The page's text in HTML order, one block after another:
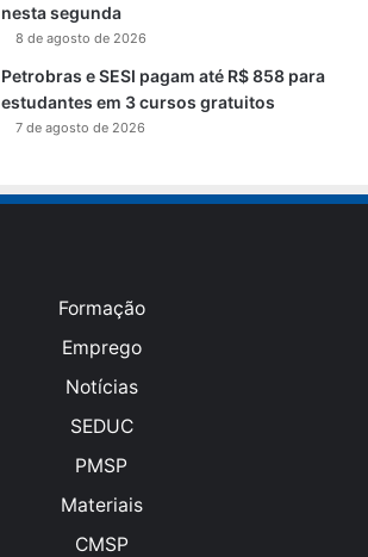
nesta segunda
8 de agosto de 2026
Petrobras e SESI pagam até R$ 858 para
estudantes em 3 cursos gratuitos
7 de agosto de 2026
Formação
Emprego
Notícias
SEDUC
PMSP
Materiais
CMSP